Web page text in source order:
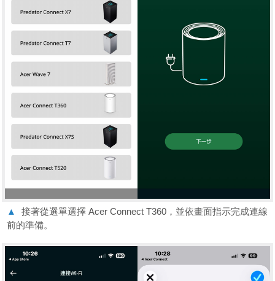
▲
接著從選單選擇 Acer Connect T360，並依畫面指示完成連線
前的準備。